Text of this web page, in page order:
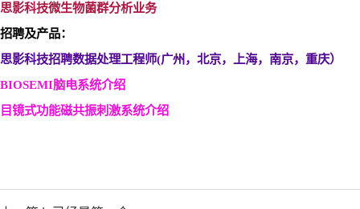
思影科技微生物菌群分析业务
招聘及产品：
思影科技招聘数据处理工程师(广州，北京，上海，南京，重庆）
BIOSEMI脑电系统介绍
目镜式功能磁共振刺激系统介绍